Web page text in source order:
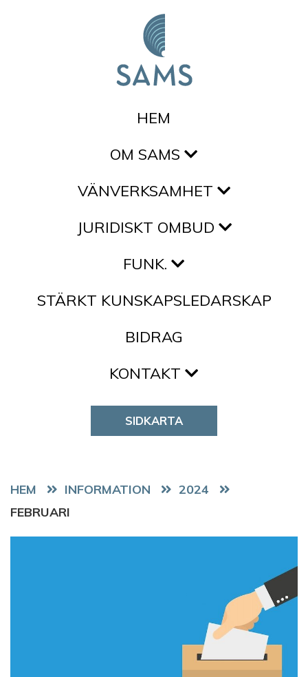
HEM
OM SAMS
VÄNVERKSAMHET
JURIDISKT OMBUD
FUNK.
STÄRKT KUNSKAPSLEDARSKAP
BIDRAG
KONTAKT
SIDKARTA
HEM
2024
FEBRUARI